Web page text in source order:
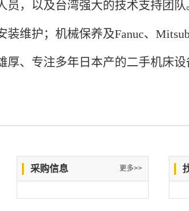
员，以及台湾强大的技术支持团队
装维护； 机械保养及Fanuc、 M
厚、专注多年日本产的二手机床
采购信息 更多>>